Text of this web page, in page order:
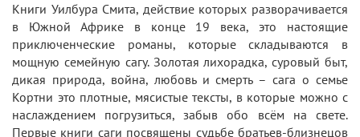
Книги Уилбура Смита, действие которых разворачивается
в Южной Африке в конце 19 века, это настоящие
приключенческие романы, которые складываются в
мощную семейную сагу. Золотая лихорадка, суровый быт,
дикая природа, война, любовь и смерть – сага о семье
Кортни это плотные, мясистые тексты, в которые можно с
наслаждением погрузиться, забыв обо всём на свете.
Первые книги саги посвящены судьбе братьев-близнецов